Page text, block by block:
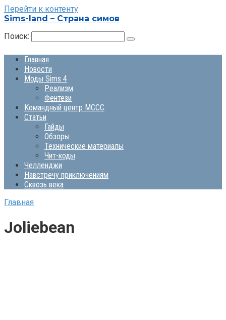
Перейти к контенту
Sims-land – Страна симов
Поиск:
Главная
Новости
Моды Sims 4
Реализм
Фентези
Командный центр MCCC
Статьи
Гайды
Обзоры
Технические материалы
Чит-коды
Челленджи
Навстречу приключениям
Сквозь века
Главная
Joliebean